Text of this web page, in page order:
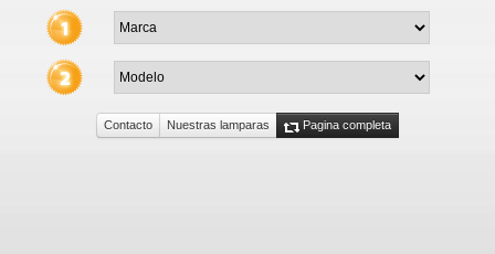
Contacto Nuestras lamparas Pagina completa